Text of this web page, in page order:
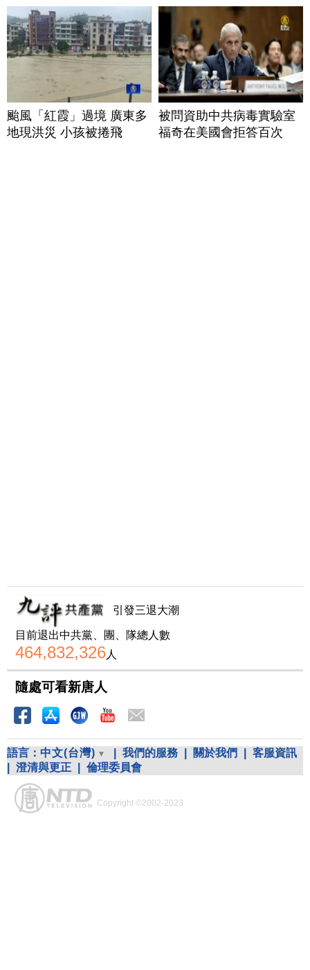
颱風「紅霞」過境 廣東多
地現洪災 小孩被捲飛
被問資助中共病毒實驗室
福奇在美國會拒答百次
引發三退大潮
目前退出中共黨、團、隊總人數
464,832,326人
隨處可看新唐人
語言： 中文(台灣) 我們的服務 關於我們
客服資訊
澄清與更正 倫理委員會
Copyright ©2002-2023